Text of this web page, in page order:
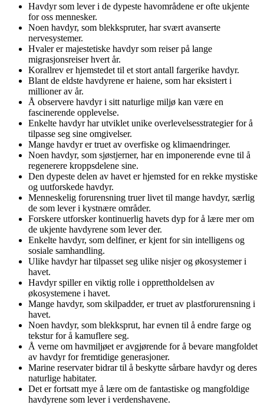
Havdyr som lever i de dypeste havområdene er ofte ukjente
for oss mennesker.
Noen havdyr, som blekkspruter, har svært avanserte
nervesystemer.
Hvaler er majestetiske havdyr som reiser på lange
migrasjonsreiser hvert år.
Korallrev er hjemstedet til et stort antall fargerike havdyr.
Blant de eldste havdyrene er haiene, som har eksistert i
millioner av år.
Å observere havdyr i sitt naturlige miljø kan være en
fascinerende opplevelse.
Enkelte havdyr har utviklet unike overlevelsesstrategier for å
tilpasse seg sine omgivelser.
Mange havdyr er truet av overfiske og klimaendringer.
Noen havdyr, som sjøstjerner, har en imponerende evne til å
regenerere kroppsdelene sine.
Den dypeste delen av havet er hjemsted for en rekke mystiske
og uutforskede havdyr.
Menneskelig forurensning truer livet til mange havdyr, særlig
de som lever i kystnære områder.
Forskere utforsker kontinuerlig havets dyp for å lære mer om
de ukjente havdyrene som lever der.
Enkelte havdyr, som delfiner, er kjent for sin intelligens og
sosiale samhandling.
Ulike havdyr har tilpasset seg ulike nisjer og økosystemer i
havet.
Havdyr spiller en viktig rolle i opprettholdelsen av
økosystemene i havet.
Mange havdyr, som skilpadder, er truet av plastforurensning i
havet.
Noen havdyr, som blekksprut, har evnen til å endre farge og
tekstur for å kamuflere seg.
Å verne om havmiljøet er avgjørende for å bevare mangfoldet
av havdyr for fremtidige generasjoner.
Marine reservater bidrar til å beskytte sårbare havdyr og deres
naturlige habitater.
Det er fortsatt mye å lære om de fantastiske og mangfoldige
havdyrene som lever i verdenshavene.